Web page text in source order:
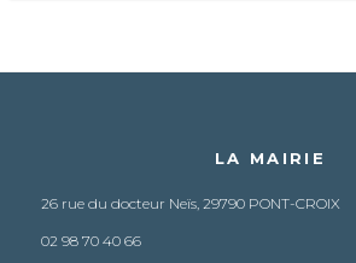
LA MAIRIE
26 rue du docteur Neïs, 29790 PONT-CROIX
02 98 70 40 66